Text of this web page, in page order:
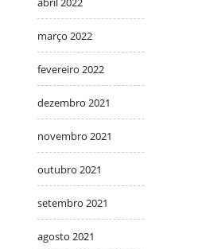
março 2022
fevereiro 2022
dezembro 2021
novembro 2021
outubro 2021
setembro 2021
agosto 2021